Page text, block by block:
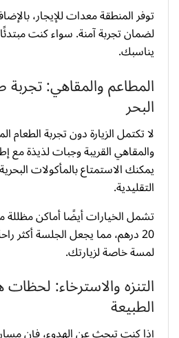
توفر المنطقة معدات للإيجار،
لضمان تجربة آمنة. سواء كنت
يناسبك.
المطاعم والمقاهي:
البحر
لا تكتمل الزيارة دون تجربة الطعام
والمقاهي القريبة وجبات لذيذة مع
يمكنك الاستمتاع بالمأكولات
التقليدية.
تشمل الخيارات أيضًا أماكن
20 درهم، مما يجعل الجلسة أكثر
لمسة خاصة لزيارتك.
التنزه والاسترخاء:
الطبيعة